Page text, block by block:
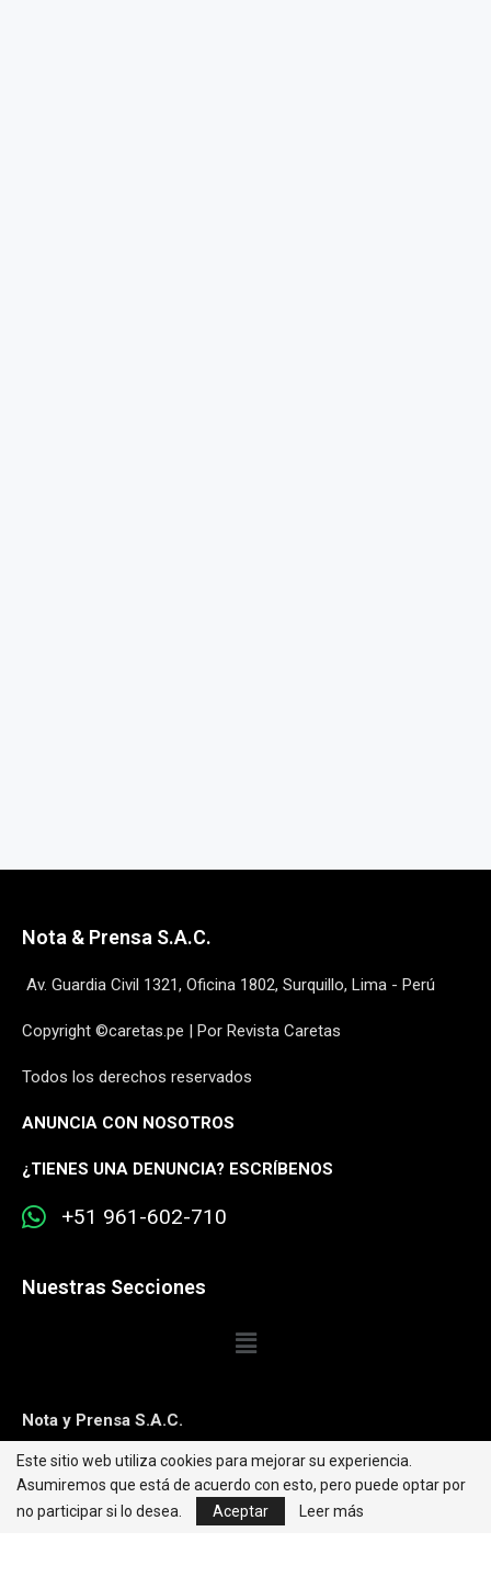
Nota & Prensa S.A.C.
Av. Guardia Civil 1321, Oficina 1802, Surquillo, Lima - Perú
Copyright ©caretas.pe | Por Revista Caretas
Todos los derechos reservados
ANUNCIA CON NOSOTROS
¿TIENES UNA DENUNCIA? ESCRÍBENOS
+51 961-602-710
Nuestras Secciones
Nota y Prensa S.A.C.
Contacto:editorweb@caretas.com.pe
Síguenos:
Este sitio web utiliza cookies para mejorar su experiencia.
Asumiremos que está de acuerdo con esto, pero puede optar por
no participar si lo desea.
Aceptar Leer más